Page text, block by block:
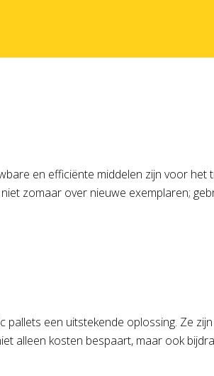
en efficiënte middelen zijn voor
zomaar over nieuwe exemplaren;
een uitstekende oplossing. Ze
alleen kosten bespaart, maar ook